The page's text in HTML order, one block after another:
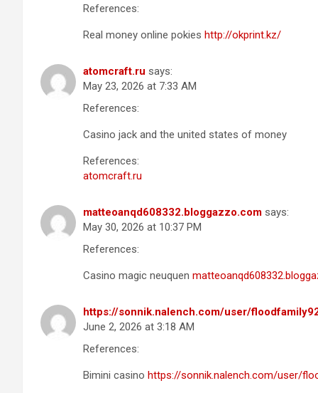
References:
Real money online pokies http://okprint.kz/
atomcraft.ru says:
May 23, 2026 at 7:33 AM
References:
Casino jack and the united states of money
References:
atomcraft.ru
matteoanqd608332.bloggazzo.com says:
May 30, 2026 at 10:37 PM
References:
Casino magic neuquen
https://sonnik.nalench.com/user/
June 2, 2026 at 3:18 AM
References:
Bimini casino https://sonnik.nalench.com/user/